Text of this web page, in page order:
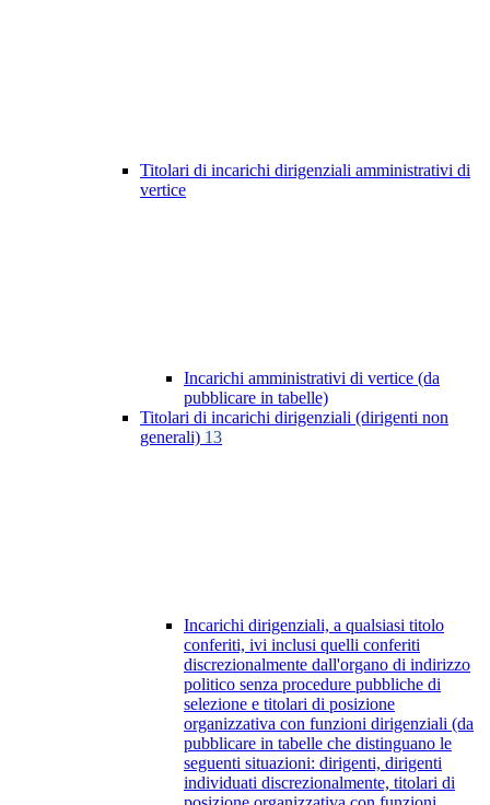
Titolari di incarichi dirigenziali amministrativi di
vertice
Incarichi amministrativi di vertice (da
pubblicare in tabelle)
Titolari di incarichi dirigenziali (dirigenti non
generali) 13
Incarichi dirigenziali, a qualsiasi titolo
conferiti, ivi inclusi quelli conferiti
discrezionalmente dall'organo di indirizzo
politico senza procedure pubbliche di
selezione e titolari di posizione
organizzativa con funzioni dirigenziali (da
pubblicare in tabelle che distinguano le
seguenti situazioni: dirigenti, dirigenti
individuati discrezionalmente, titolari di